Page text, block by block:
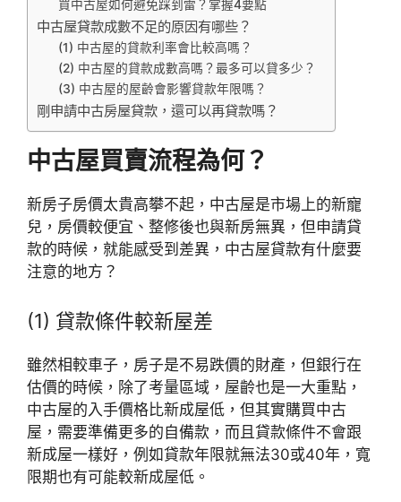
買中古屋如何避免踩到雷？掌握4要點
中古屋貸款成數不足的原因有哪些？
(1) 中古屋的貸款利率會比較高嗎？
(2) 中古屋的貸款成數高嗎？最多可以貸多少？
(3) 中古屋的屋齡會影響貸款年限嗎？
剛申請中古房屋貸款，還可以再貸款嗎？
中古屋買賣流程為何？
新房子房價太貴高攀不起，中古屋是市場上的新寵
兒，房價較便宜、整修後也與新房無異，但申請貸
款的時候，就能感受到差異，中古屋貸款有什麼要
注意的地方？
(1) 貸款條件較新屋差
雖然相較車子，房子是不易跌價的財產，但銀行在
估價的時候，除了考量區域，屋齡也是一大重點，
中古屋的入手價格比新成屋低，但其實購買中古
屋，需要準備更多的自備款，而且貸款條件不會跟
新成屋一樣好，例如貸款年限就無法30或40年，寬
限期也有可能較新成屋低。